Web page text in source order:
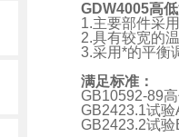
GDW4005高
1.主要部件采
2.具有较宽的
3.采用*的平衡
满足标准：
GB10592-89
GB2423.1试
GB2423.2试